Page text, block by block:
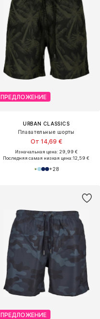
ПРЕДЛОЖЕНИЕ
URBAN CLASSICS
Плавательные шорты
От 14,69 €
Изначальная цена: 29,99 €
Последняя самая низкая цена:12,59 €
+28
ПРЕДЛОЖЕНИЕ